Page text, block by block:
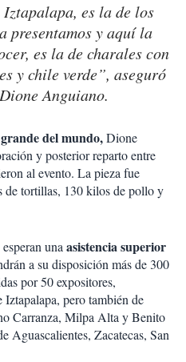
es la de los
presentamos y aquí la
es la de charales con
y chile verde”, aseguró
Anguiano.
del mundo,Dione
y posterior reparto entre
al evento. La pieza fue
de tortillas, 130 kilos de pollo y
unaasistencia superior
a su disposición más de 300
por 50 expositores,
pero también de
Carranza, Milpa Alta y Benito
Aguascalientes, Zacatecas, San